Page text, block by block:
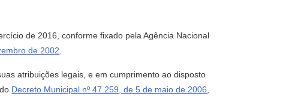
de 2016, conforme fixado pela Agência Nacional
de 2002
atribuições legais, e em cumprimento ao disposto
Decreto Municipal nº 47.259, de 5 de maio de 2006